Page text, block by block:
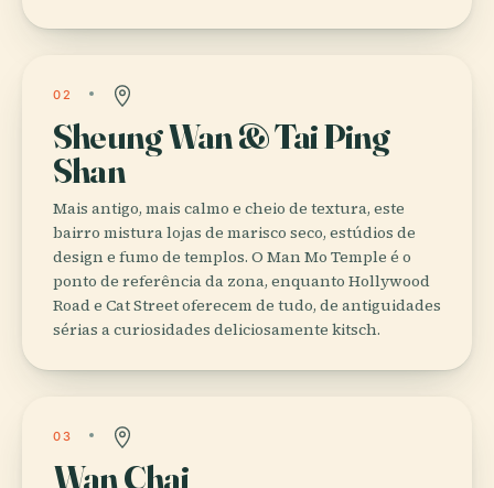
02
Sheung Wan & Tai Ping
Shan
Mais antigo, mais calmo e cheio de textura, este
bairro mistura lojas de marisco seco, estúdios de
design e fumo de templos. O Man Mo Temple é o
ponto de referência da zona, enquanto Hollywood
Road e Cat Street oferecem de tudo, de antiguidades
sérias a curiosidades deliciosamente kitsch.
03
Wan Chai